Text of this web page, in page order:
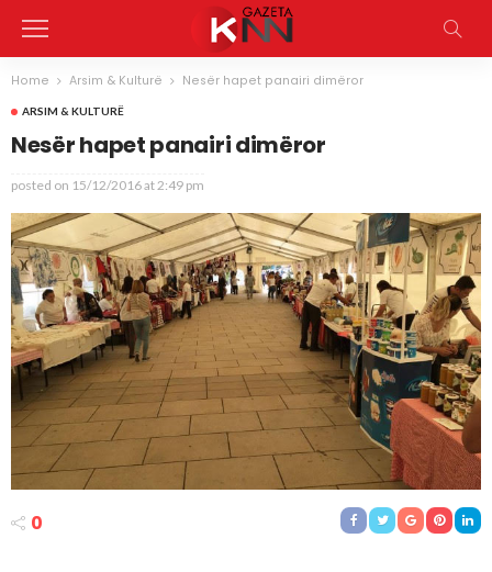
Home Arsim & Kulturë Nesër hapet panairi dimëror
ARSIM & KULTURË
Nesër hapet panairi dimëror
posted on 15/12/2016 at 2:49 pm
0